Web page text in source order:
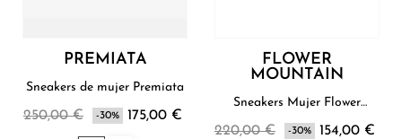
PREMIATA
Sneakers de mujer Premiata
250,00 € -30% 175,00 €
FLOWER
MOUNTAIN
Sneakers Mujer Flower
220,00 € -30% 154,00 €